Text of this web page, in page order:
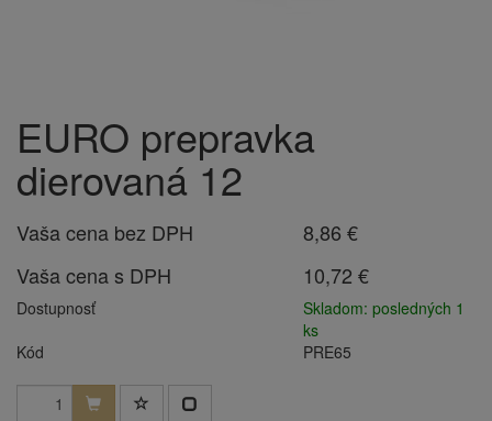
EURO prepravka
dierovaná 12
Vaša cena bez DPH
8,86 €
Vaša cena s DPH
10,72 €
Dostupnosť
Skladom: posledných 1
ks
Kód
PRE65